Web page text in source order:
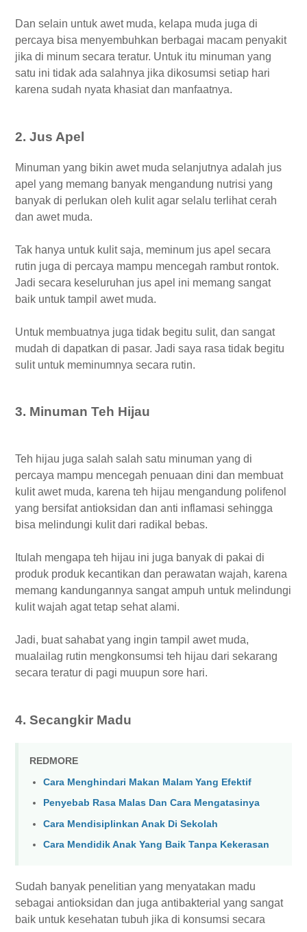
Dan selain untuk awet muda, kelapa muda juga di
percaya bisa menyembuhkan berbagai macam penyakit
jika di minum secara teratur. Untuk itu minuman yang
satu ini tidak ada salahnya jika dikosumsi setiap hari
karena sudah nyata khasiat dan manfaatnya.
2. Jus Apel
Minuman yang bikin awet muda selanjutnya adalah jus
apel yang memang banyak mengandung nutrisi yang
banyak di perlukan oleh kulit agar selalu terlihat cerah
dan awet muda.
Tak hanya untuk kulit saja, meminum jus apel secara
rutin juga di percaya mampu mencegah rambut rontok.
Jadi secara keseluruhan jus apel ini memang sangat
baik untuk tampil awet muda.
Untuk membuatnya juga tidak begitu sulit, dan sangat
mudah di dapatkan di pasar. Jadi saya rasa tidak begitu
sulit untuk meminumnya secara rutin.
3. Minuman Teh Hijau
Teh hijau juga salah salah satu minuman yang di
percaya mampu mencegah penuaan dini dan membuat
kulit awet muda, karena teh hijau mengandung polifenol
yang bersifat antioksidan dan anti inflamasi sehingga
bisa melindungi kulit dari radikal bebas.
Itulah mengapa teh hijau ini juga banyak di pakai di
produk produk kecantikan dan perawatan wajah, karena
memang kandungannya sangat ampuh untuk melindungi
kulit wajah agat tetap sehat alami.
Jadi, buat sahabat yang ingin tampil awet muda,
mualailag rutin mengkonsumsi teh hijau dari sekarang
secara teratur di pagi muupun sore hari.
4. Secangkir Madu
REDMORE
Cara Menghindari Makan Malam Yang Efektif
Penyebab Rasa Malas Dan Cara Mengatasinya
Cara Mendisiplinkan Anak Di Sekolah
Cara Mendidik Anak Yang Baik Tanpa Kekerasan
Sudah banyak penelitian yang menyatakan madu
sebagai antioksidan dan juga antibakterial yang sangat
baik untuk kesehatan tubuh jika di konsumsi secara